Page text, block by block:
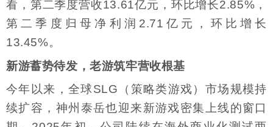
看，第二季度营收13.61亿元，环比增长2.85%，
第二季度归母净利润2.71亿元，环比增长
13.45%。
新游蓄势待发，老游筑牢营收根基
今年以来，全球SLG（策略类游戏）市场规模持
续扩容，神州泰岳也迎来新游戏密集上线的窗口